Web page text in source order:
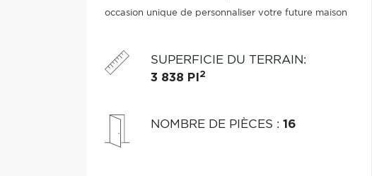
occasion unique de personnaliser votre future maison
SUPERFICIE DU TERRAIN:
3 838 PI 2
NOMBRE DE PIÈCES : 16